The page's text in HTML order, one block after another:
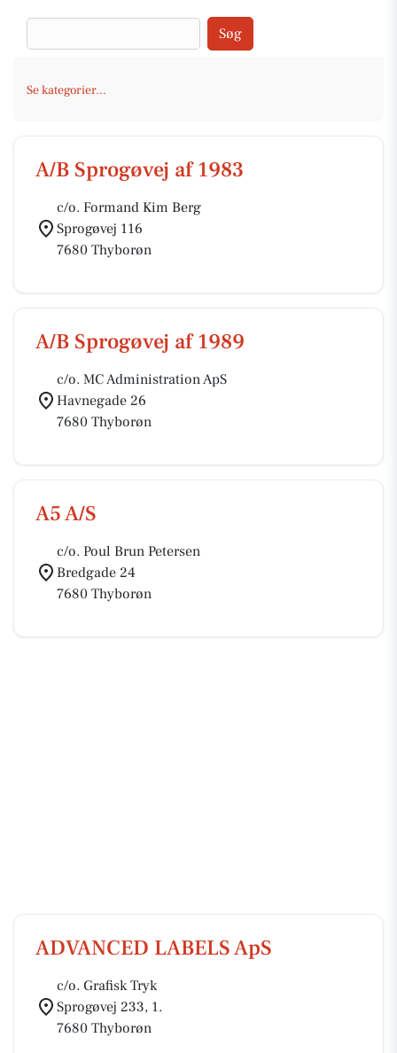
Søg
Se kategorier...
A/B Sprogøvej af 1983
c/o. Formand Kim Berg
Sprogøvej 116
7680 Thyborøn
A/B Sprogøvej af 1989
c/o. MC Administration ApS
Havnegade 26
7680 Thyborøn
A5 A/S
c/o. Poul Brun Petersen
Bredgade 24
7680 Thyborøn
ADVANCED LABELS ApS
c/o. Grafisk Tryk
Sprogøvej 233, 1.
7680 Thyborøn